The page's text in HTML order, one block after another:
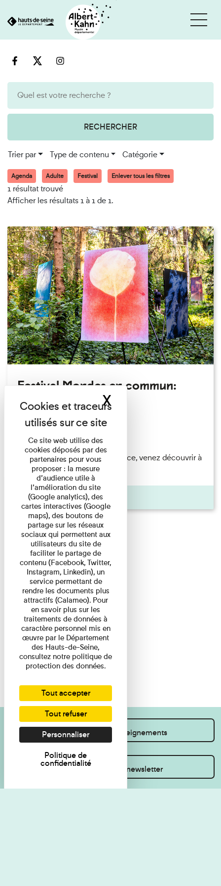
au
RECHERCHER
Trier par Type de contenu Catégorie
Agenda Adulte Festival Enlever tous les filtres
1 résultat trouvé
Afficher les résultats 1 à 1 de 1.
Festival Mondes en commun:
visite guidée
Festival
Du 23/08/2026 au 23/08/2026
Accompagnés par une médiatrice, venez découvrir à
travers une visite du ...
Agenda
Je souhaite des renseignements
Inscrivez-vous à la newsletter
Cookies et traceurs utilisés sur ce site
Ce site web utilise des
cookies déposés par des
partenaires pour vous
proposer : la mesure
d’audience utile à
l’amélioration du site
(Google analytics), des
cartes interactives (Google
maps), des boutons de
partage sur les réseaux
sociaux qui permettent aux
utilisateurs du site de
faciliter le partage de
contenu (Facebook, Twitter,
Instagram, Linkedin), un
service permettant de
rendre les documents plus
attractifs (Calameo). Pour
en savoir plus sur les
traitements de données à
caractère personnel mis en
œuvre par le Département
des Hauts-de-Seine,
consultez notre politique de
protection des données.
Tout accepter
Tout refuser
Personnaliser
Politique de
confidentialité
XMasquer le